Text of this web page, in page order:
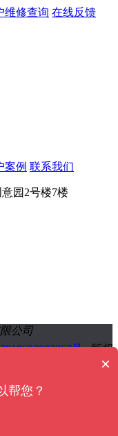
维修查询 在线反馈
案例 联系我们
园2号楼7楼
公司
号 版权
×
帮您？